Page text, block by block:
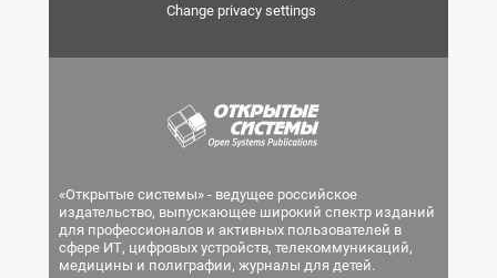
Change privacy settings
«Открытые системы» - ведущее российское
издательство, выпускающее широкий спектр изданий
для профессионалов и активных пользователей в
сфере ИТ, цифровых устройств, телекоммуникаций,
медицины и полиграфии, журналы для детей.